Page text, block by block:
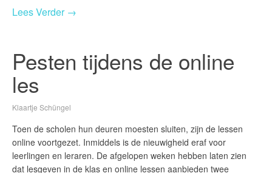
Lees Verder →
Pesten tijdens de online
les
Klaartje Schüngel
Toen de scholen hun deuren moesten sluiten, zijn de lessen
online voortgezet. Inmiddels is de nieuwigheid eraf voor
leerlingen en leraren. De afgelopen weken hebben laten zien
dat lesgeven in de klas en online lessen aanbieden twee